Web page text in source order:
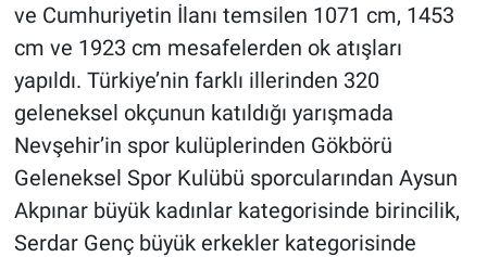
ve Cumhuriyetin İlanı temsilen 1071 cm, 1453
cm ve 1923 cm mesafelerden ok atışları
yapıldı. Türkiye’nin farklı illerinden 320
geleneksel okçunun katıldığı yarışmada
Nevşehir’in spor kulüplerinden Gökbörü
Geleneksel Spor Kulübü sporcularından Aysun
Akpınar büyük kadınlar kategorisinde birincilik,
Serdar Genç büyük erkekler kategorisinde